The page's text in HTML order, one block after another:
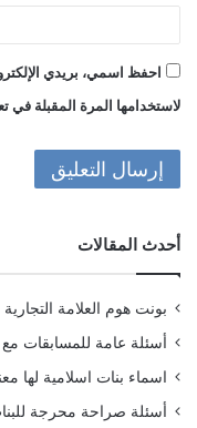
احفظ اسمي، بريدي
لاستخدامها المرة المقبلة في
أحدث المقالات
بونت هوم العلامة
أسئلة عامة للمسابقات مع
اسماء بنات اسلامية لها
أسئلة صراحة محرجة للبنات